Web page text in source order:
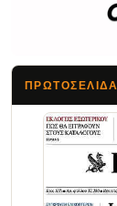
ΠΡΩΤΟΣΈΛΙΔΑ